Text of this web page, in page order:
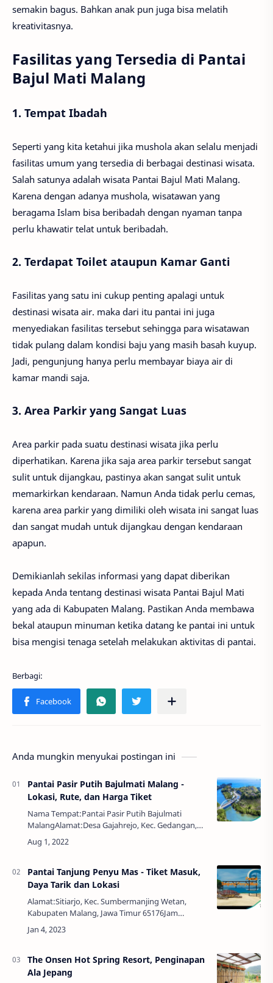
semakin bagus. Bahkan anak pun juga bisa melatih
kreativitasnya.
Fasilitas yang Tersedia di Pantai
Bajul Mati Malang
1. Tempat Ibadah
Seperti yang kita ketahui jika mushola akan selalu menjadi
fasilitas umum yang tersedia di berbagai destinasi wisata.
Salah satunya adalah wisata Pantai Bajul Mati Malang.
Karena dengan adanya mushola, wisatawan yang
beragama Islam bisa beribadah dengan nyaman tanpa
perlu khawatir telat untuk beribadah.
2. Terdapat Toilet ataupun Kamar Ganti
Fasilitas yang satu ini cukup penting apalagi untuk
destinasi wisata air. maka dari itu pantai ini juga
menyediakan fasilitas tersebut sehingga para wisatawan
tidak pulang dalam kondisi baju yang masih basah kuyup.
Jadi, pengunjung hanya perlu membayar biaya air di
kamar mandi saja.
3. Area Parkir yang Sangat Luas
Area parkir pada suatu destinasi wisata jika perlu
diperhatikan. Karena jika saja area parkir tersebut sangat
sulit untuk dijangkau, pastinya akan sangat sulit untuk
memarkirkan kendaraan. Namun Anda tidak perlu cemas,
karena area parkir yang dimiliki oleh wisata ini sangat luas
dan sangat mudah untuk dijangkau dengan kendaraan
apapun.
Demikianlah sekilas informasi yang dapat diberikan
kepada Anda tentang destinasi wisata Pantai Bajul Mati
yang ada di Kabupaten Malang. Pastikan Anda membawa
bekal ataupun minuman ketika datang ke pantai ini untuk
bisa mengisi tenaga setelah melakukan aktivitas di pantai.
Anda mungkin menyukai postingan ini
Pantai Pasir Putih Bajulmati Malang -
Lokasi, Rute, dan Harga Tiket
Nama Tempat:Pantai Pasir Putih Bajulmati
MalangAlamat:Desa Gajahrejo, Kec. Gedangan,
Kab. Malang, Jawa TimurJam Buka:24
JamHarga:Tiket Masuk Rp. 10.000,00Parkir Motor
Pantai Tanjung Penyu Mas - Tiket Masuk,
Daya Tarik dan Lokasi
Alamat:Sitiarjo, Kec. Sumbermanjing Wetan,
Kabupaten Malang, Jawa Timur 65176Jam
Buka:07.00 - 10.00 WIB dan 15.00 - 17.00 WIB (24
Jam)Harga Tiket:Rp 10.000,00Kabupaten Malang
The Onsen Hot Spring Resort, Penginapan
Ala Jepang